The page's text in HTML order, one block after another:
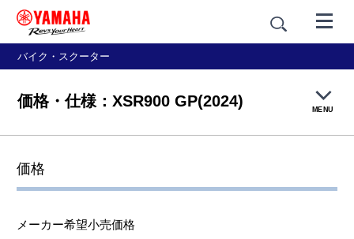
バイク・スクーター
価格・仕様：XSR900 GP(2024) MENU
価格
メーカー希望小売価格